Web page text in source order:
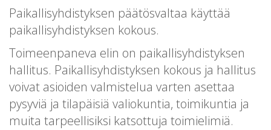
Paikallisyhdistyksen päätösvaltaa käyttää
paikallisyhdistyksen kokous.
Toimeenpaneva elin on paikallisyhdistyksen
hallitus. Paikallisyhdistyksen kokous ja hallitus
voivat asioiden valmistelua varten asettaa
pysyviä ja tilapäisiä valiokuntia, toimikuntia ja
muita tarpeellisiksi katsottuja toimielimiä.